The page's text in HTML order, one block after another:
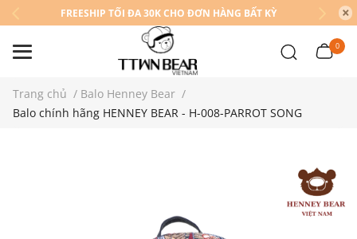
FREESHIP TỐI ĐA 30K CHO ĐƠN HÀNG BẤT KỲ
0
Trang chủ / Balo Henney Bear /
Balo chính hãng HENNEY BEAR - H-008-PARROT SONG